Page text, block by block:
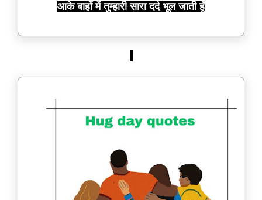
आके बाहों में तुम्हारी सारा दर्द भूल जाती हूँ